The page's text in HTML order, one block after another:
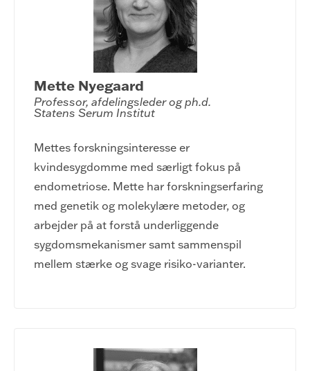
Mette Nyegaard
Professor, afdelingsleder og ph.d.
Statens Serum Institut
Mettes forskningsinteresse er
kvindesygdomme med særligt fokus på
endometriose. Mette har forskningserfaring
med genetik og molekylære metoder, og
arbejder på at forstå underliggende
sygdomsmekanismer samt sammenspil
mellem stærke og svage risiko-varianter.